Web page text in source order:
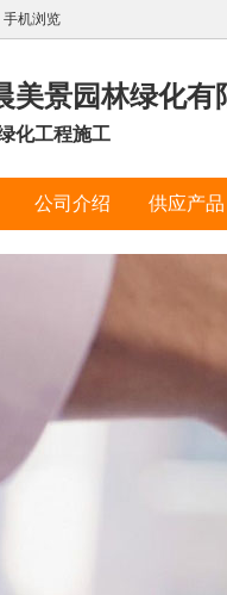
手机浏览
美景园林绿化有
化工程施工
公司介绍 供应产品